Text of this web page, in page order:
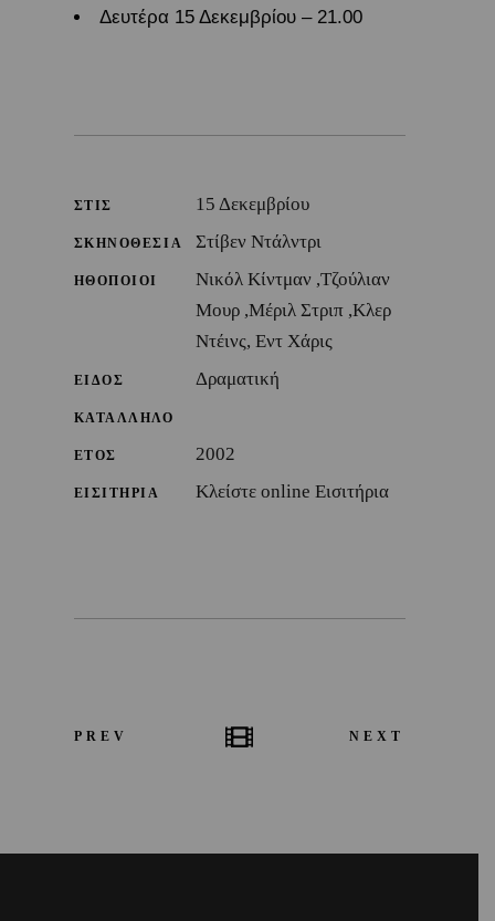
Δευτέρα 15 Δεκεμβρίου – 21.00
ΣΤΙΣ 15 Δεκεμβρίου
ΣΚΗΝΟΘΕΣΙΑ Στίβεν Ντάλντρι
ΗΘΟΠΟΙΟΙ
Νικόλ Κίντμαν ,Τζούλιαν
Μουρ ,Μέριλ Στριπ ,Κλερ
Ντέινς, Εντ Χάρις
ΕΙΔΟΣ Δραματική
ΚΑΤΑΛΛΗΛΟ
ΕΤΟΣ 2002
ΕΙΣΙΤΗΡΙΑ Κλείστε online Εισιτήρια
PREV NEXT